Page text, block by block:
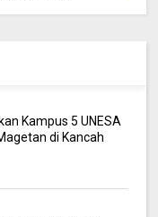
Kampus 5 UNESA
di Kancah